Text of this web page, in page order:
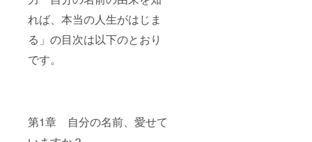
れば、本当の人生がはじま
る」の目次は以下のとおり
です。
第1章 自分の名前、愛せて